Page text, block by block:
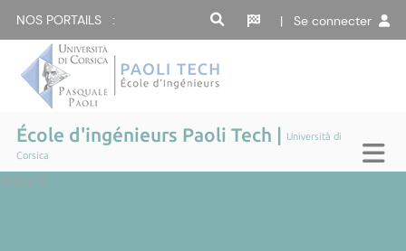
NOS PORTAILS : | Se connecter
École d'ingénieurs Paoli Tech |
Università di
Corsica
Attualità